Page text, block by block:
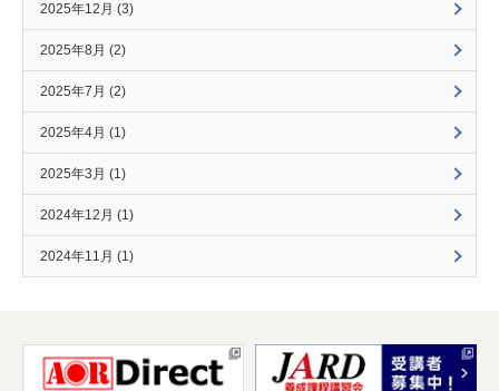
2025年12月 (3)
2025年8月 (2)
2025年7月 (2)
2025年4月 (1)
2025年3月 (1)
2024年12月 (1)
2024年11月 (1)